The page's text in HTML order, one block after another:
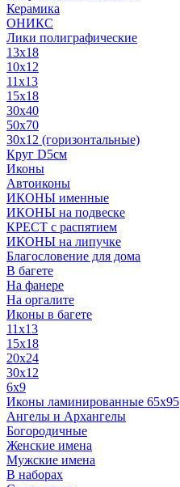
Керамика
ОНИКС
Лики полиграфические
13x18
10x12
11х13
15х18
30x40
50x70
30x12 (горизонтальные)
Круг D5см
Иконы
Автоиконы
ИКОНЫ именные
ИКОНЫ на подвеске
КРЕСТ с распятием
ИКОНЫ на липучке
Благословение для дома
В багете
На фанере
На оргалите
Иконы в багете
11x13
15x18
20x24
30х12
6x9
Иконы ламинированные 65x95
Ангелы и Архангелы
Богородичные
Женские имена
Мужские имена
В наборах